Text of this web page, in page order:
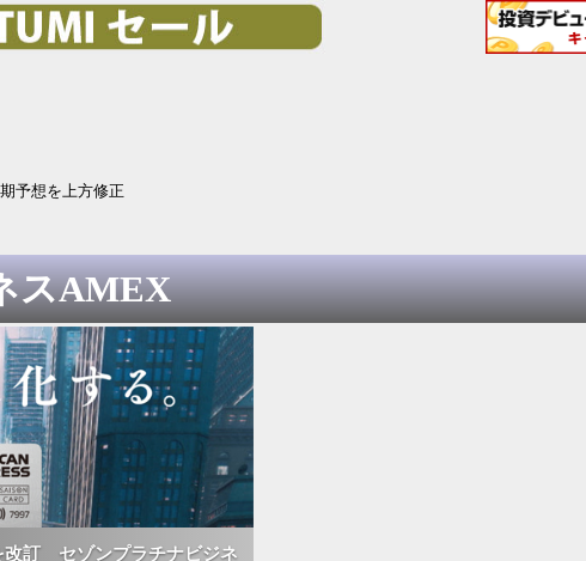
予想を上方修正
スAMEX
改訂 セゾンプラチナビジネ